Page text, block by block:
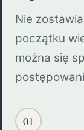
Nie
początku
można się
01